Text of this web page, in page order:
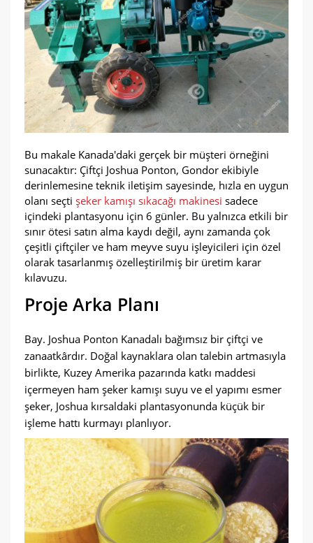
Bu makale Kanada'daki gerçek bir müşteri örneğini
sunacaktır: Çiftçi Joshua Ponton, Gondor ekibiyle
derinlemesine teknik iletişim sayesinde, hızla en uygun
olanı seçti şeker kamışı sıkacağı makinesi sadece
içindeki plantasyonu için 6 günler. Bu yalnızca etkili bir
sınır ötesi satın alma kaydı değil, aynı zamanda çok
çeşitli çiftçiler ve ham meyve suyu işleyicileri için özel
olarak tasarlanmış özelleştirilmiş bir üretim karar
kılavuzu.
Proje Arka Planı
Bay. Joshua Ponton Kanadalı bağımsız bir çiftçi ve
zanaatkârdır. Doğal kaynaklara olan talebin artmasıyla
birlikte, Kuzey Amerika pazarında katkı maddesi
içermeyen ham şeker kamışı suyu ve el yapımı esmer
şeker, Joshua kırsaldaki plantasyonunda küçük bir
işleme hattı kurmayı planlıyor.